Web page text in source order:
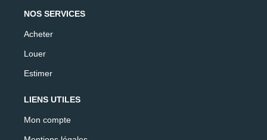
NOS SERVICES
Acheter
Louer
Estimer
LIENS UTILES
Mon compte